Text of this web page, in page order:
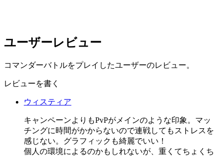
ユーザーレビュー
コマンダーバトルをプレイしたユーザーのレビュー。
レビューを書く
ウィスティア
キャンペーンよりもPvPがメインのような印象。マッ
チングに時間がかからないので連戦してもストレスを
感じない。グラフィックも綺麗でいい！
個人の環境によるのかもしれないが、重くてちょくち